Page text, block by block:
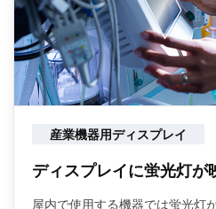
産業機器用ディスプレイ
ディスプレイに蛍光灯が
屋内で使用する機器では蛍光灯